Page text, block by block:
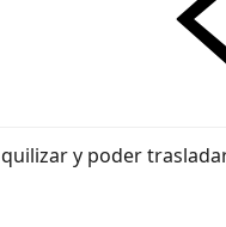
y poder